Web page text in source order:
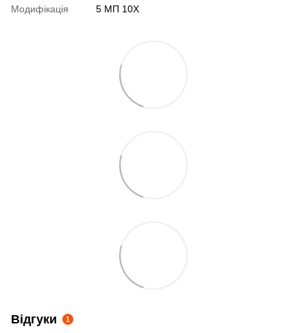
Модифікація 5 МП 10Х
Відгуки 1